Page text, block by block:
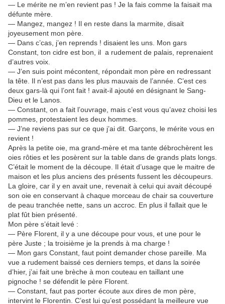
— Le mérite ne m’en revient pas ! Je la fais comme la faisait ma
défunte mère.
— Mangez, mangez ! Il en reste dans la marmite, disait
joyeusement mon père.
— Dans c’cas, j’en reprends ! disaient les uns. Mon gars
Constant, ton cidre est bon, il a rudement de palais, reprenaient
d’autres voix.
— J’en suis point mécontent, répondait mon père en redressant
la tête. Il n’est pas dans les plus mauvais de l’année. C’est ces
deux gars-là qui l’ont fait ! avait-il ajouté en désignant le Sang-
Dieu et le Lanos.
— Constant, on a fait l’ouvrage, mais c’est vous qu’avez choisi les
pommes, protestaient les deux hommes.
— J’ne reviens pas sur ce que j’ai dit. Garçons, le mérite vous en
revient !
Après la petite oie, ma grand-mère et ma tante débrochèrent les
oies rôties et les posèrent sur la table dans de grands plats longs.
C’était le moment de la découpe. Il était d’usage que le maitre de
maison et les plus anciens des présents fussent les découpeurs.
La gloire, car il y en avait une, revenait à celui qui avait découpé
son oie en conservant à chaque morceau de chair sa couverture
de peau tranchée nette, sans un accroc. En plus il fallait que le
plat fût bien présenté.
Mon père s’était levé :
— Père Florent, il y a une découpe pour vous, et une pour le
père Juste ; la troisième je la prends à ma charge !
— Mon gars Constant, faut point demander chose pareille. Ma
vue a rudement baissé ces derniers temps, et dans la soirée
d’hier, j’ai fait une brèche à mon couteau en taillant une
pignoche ! se défendit le père Florent.
— Constant, faut pas porter écoute aux dires de mon père,
intervint le Florentin. C’est lui qu’est possédant la meilleure vue